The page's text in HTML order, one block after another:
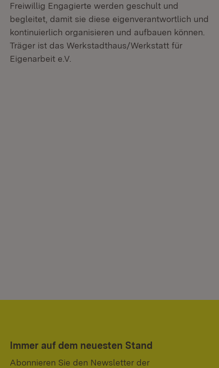
Freiwillig Engagierte werden geschult und
begleitet, damit sie diese eigenverantwortlich und
kontinuierlich organisieren und aufbauen können.
Träger ist das Werkstadthaus/Werkstatt für
Eigenarbeit e.V.
Immer auf dem neuesten Stand
Abonnieren Sie den Newsletter der